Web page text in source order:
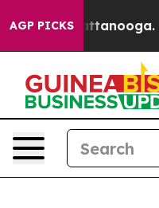
AGP PICKS
in Chattanooga.